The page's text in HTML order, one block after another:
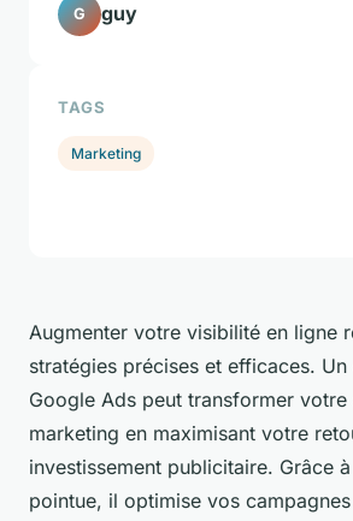
Augmenter votre visibilité en ligne
stratégies précises et efficaces.
Google Ads peut transformer
marketing en maximisant votre
investissement publicitaire. Grâce
pointue, il optimise vos
G guy
TAGS
Marketing